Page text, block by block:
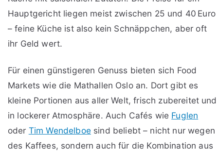
Hauptgericht liegen meist zwischen 25 und 40 Euro
– feine Küche ist also kein Schnäppchen, aber oft
ihr Geld wert.
Für einen günstigeren Genuss bieten sich Food
Markets wie die Mathallen Oslo an. Dort gibt es
kleine Portionen aus aller Welt, frisch zubereitet und
in lockerer Atmosphäre. Auch Cafés wie Fuglen
oder Tim Wendelboesind beliebt – nicht nur wegen
des Kaffees, sondern auch für die Kombination aus